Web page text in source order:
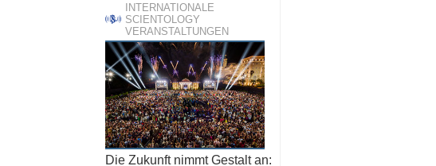
INTERNATIONALE
SCIENTOLOGY
VERANSTALTUNGEN
Die Zukunft nimmt Gestalt an: